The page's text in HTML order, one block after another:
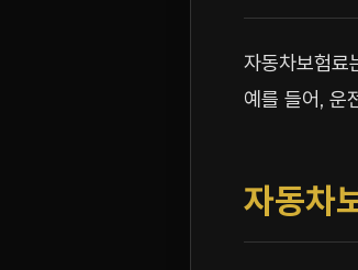
자동차보험료
예를 들어, 운
자동차